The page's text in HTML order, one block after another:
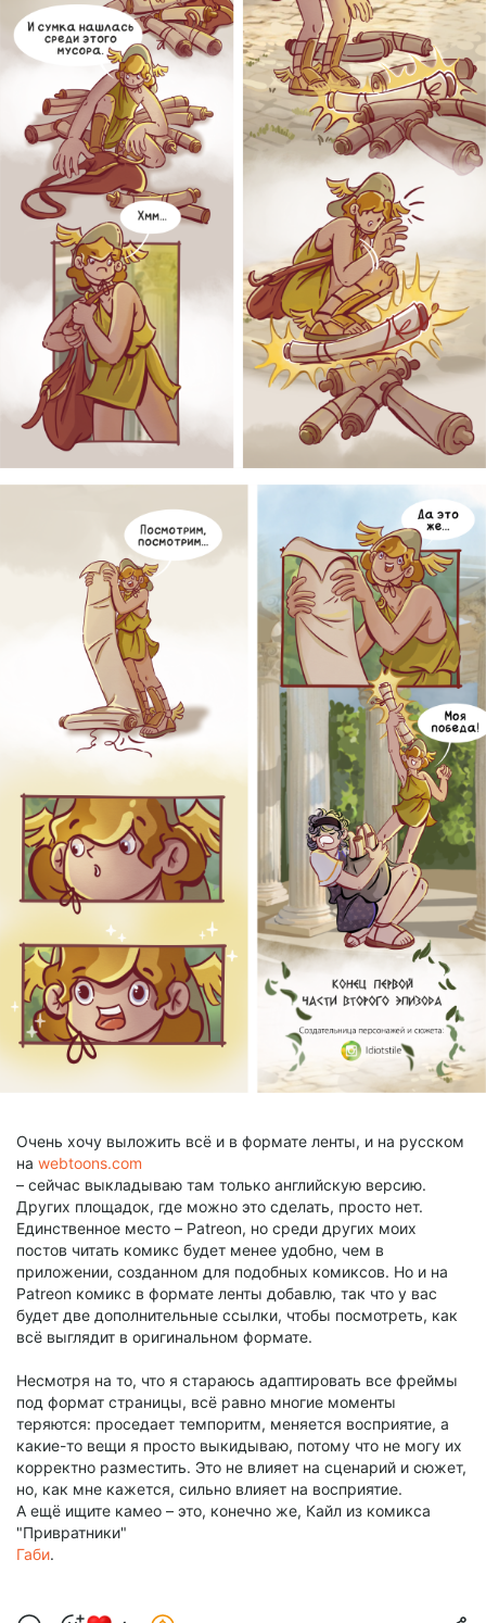
Очень хочу выложить всё и в формате ленты, и на русском
на webtoons.com
– сейчас выкладываю там только английскую версию.
Других площадок, где можно это сделать, просто нет.
Единственное место – Patreon, но среди других моих
постов читать комикс будет менее удобно, чем в
приложении, созданном для подобных комиксов. Но и на
Patreon комикс в формате ленты добавлю, так что у вас
будет две дополнительные ссылки, чтобы посмотреть, как
всё выглядит в оригинальном формате.
Несмотря на то, что я стараюсь адаптировать все фреймы
под формат страницы, всё равно многие моменты
теряются: проседает темпоритм, меняется восприятие, а
какие-то вещи я просто выкидываю, потому что не могу их
корректно разместить. Это не влияет на сценарий и сюжет,
но, как мне кажется, сильно влияет на восприятие.
А ещё ищите камео – это, конечно же, Кайл из комикса
"Привратники"
Габи.